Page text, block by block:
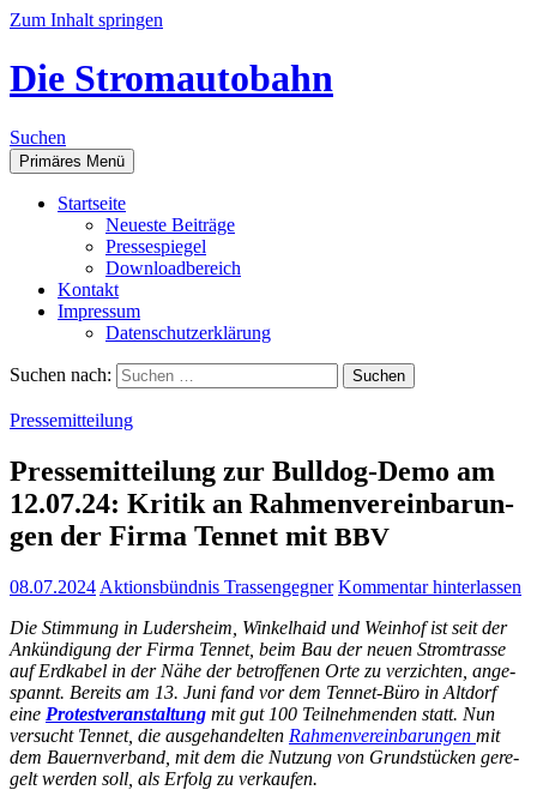
Zum Inhalt springen
Die Stromautobahn
Suchen
Primäres Menü
Start­sei­te
Neu­es­te Beiträge
Pres­se­spie­gel
Down­load­be­reich
Kon­takt
Impres­sum
Daten­schutz­er­klä­rung
Suchen nach:
Pressemitteilung
Pres­se­mit­tei­lung zur Bull­dog-Demo am
12.07.24: Kri­tik an Rah­men­ver­ein­ba­run­
gen der Fir­ma Ten­net mit BBV
08.07.2024 Aktionsbündnis Trassengegner Kommentar hinterlassen
Die Stim­mung in Luders­heim, Win­kel­haid und Wein­hof ist seit der
Ankün­di­gung der Fir­ma Ten­net, beim Bau der neu­en Strom­tras­se
auf Erd­ka­bel in der Nähe der betrof­fe­nen Orte zu ver­zich­ten, ange­
spannt. Bereits am 13. Juni fand vor dem Ten­net-Büro in Alt­dorf
eine Pro­test­ver­an­stal­tung mit gut 100 Teil­neh­men­den statt. Nun
ver­sucht Ten­net, die aus­ge­han­del­ten Rah­men­ver­ein­ba­run­gen mit
dem Bau­ern­ver­band, mit dem die Nut­zung von Grund­stü­cken gere­
gelt wer­den soll, als Erfolg zu verkaufen.